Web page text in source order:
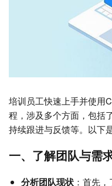
培训员工快速上手并使用
程，涉及多个方面，包括
持续跟进与反馈等。以下
一、了解团队与需
分析团队现状 ：首先